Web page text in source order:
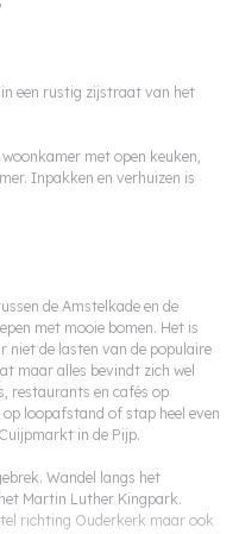
een rustig zijstraat van het
met open keuken,
Inpakken en verhuizen is
de Amstelkade en de
met mooie bomen. Het is
niet de lasten van de populaire
maar alles bevindt zich wel
restaurants en cafés op
loopafstand of stap heel even
in de Pijp.
Wandel langs het
Martin Luther Kingpark.
richting Ouderkerk maar ook